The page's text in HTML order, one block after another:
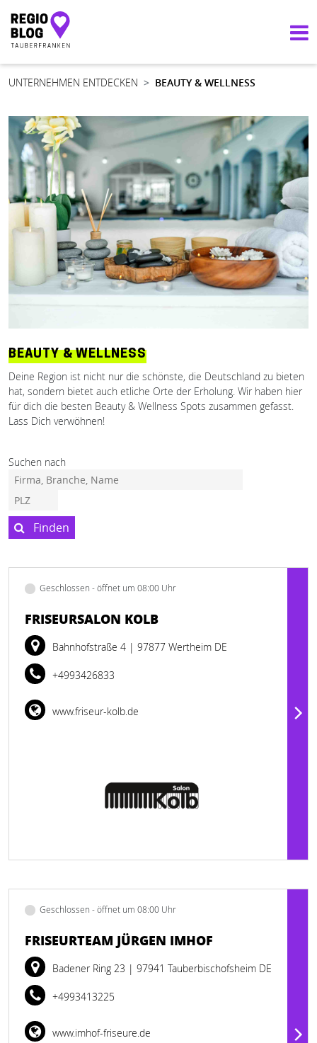
Hauptnavigation
UNTERNEHMEN ENTDECKEN BEAUTY & WELLNESS
BEAUTY & WELLNESS
Deine Region ist nicht nur die schönste, die Deutschland zu bieten
hat, sondern bietet auch etliche Orte der Erholung. Wir haben hier
für dich die besten Beauty & Wellness Spots zusammen gefasst.
Lass Dich verwöhnen!
Suchen nach
Finden
Geschlossen - öffnet um 08:00 Uhr
FRISEURSALON KOLB
Bahnhofstraße 4 | 97877 Wertheim DE
+4993426833
www.friseur-kolb.de
Geschlossen - öffnet um 08:00 Uhr
FRISEURTEAM JÜRGEN IMHOF
Badener Ring 23 | 97941 Tauberbischofsheim DE
+4993413225
www.imhof-friseure.de